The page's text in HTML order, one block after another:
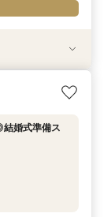
婚式準備ス
ト券プレゼン
OFF/料理2ラ
ア◎
見】八坂の塔に
コース試食で
結婚式準備ス